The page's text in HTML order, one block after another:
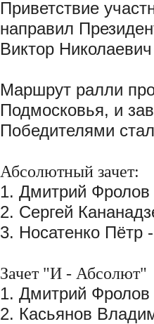
Приветствие
направил
Виктор
Маршрут ралли
Подмосковья, и
Победителями
Абсолютный зачет:
1. Дмитрий
2. Сергей
3. Носатенко Пётр
Зачет "И - Абсолют"
1. Дмитрий
2. Касьянов